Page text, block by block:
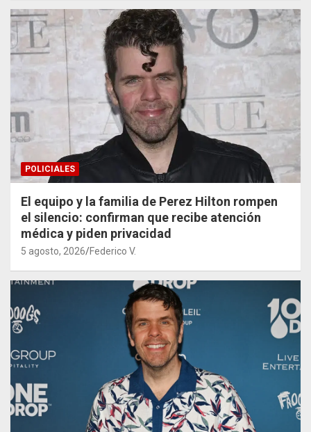
POLICIALES
El equipo y la familia de Perez Hilton rompen
el silencio: confirman que recibe atención
médica y piden privacidad
5 agosto, 2026 Federico V.